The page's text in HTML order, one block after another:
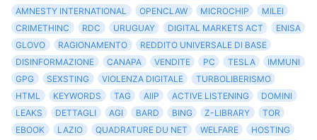
AMNESTY INTERNATIONAL
OPENCLAW MICROCHIP
MILEI
CRIMETHINC
RDC URUGUAY DIGITAL MARKETS ACT
ENISA
GLOVO
RAGIONAMENTO
REDDITO UNIVERSALE DI BASE
DISINFORMAZIONE
CANAPA VENDITE PC TESLA
IMMUNI
GPG
SEXSTING VIOLENZA DIGITALE
TURBOLIBERISMO
HTML
KEYWORDS TAG AIIP ACTIVE LISTENING
DOMINI
LEAKS
DETTAGLI AGI BARD BING Z-LIBRARY
TOR
EBOOK
LAZIO QUADRATURE DU NET WELFARE
HOSTING